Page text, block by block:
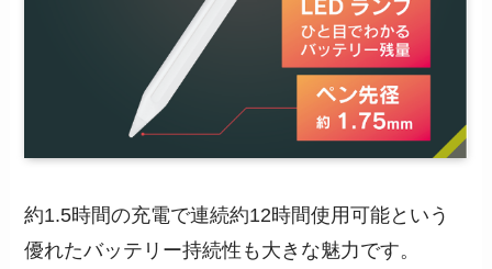
約1.5時間の充電で連続約12時間使用可能という
優れたバッテリー持続性も大きな魅力です。